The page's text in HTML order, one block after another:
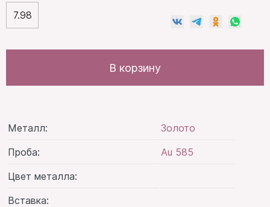
7.98
В корзину
Металл:
Золото
Проба:
Au 585
Цвет металла:
Вставка: